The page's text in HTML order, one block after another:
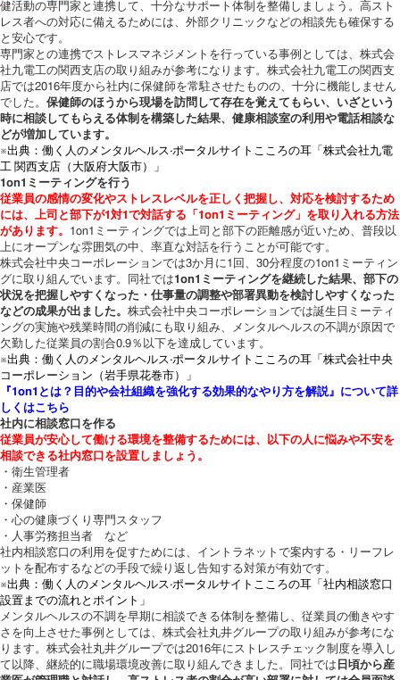
健活動の専門家と連携して、十分なサポート体制を整備しましょう。高スト
レス者への対応に備えるためには、外部クリニックなどの相談先も確保する
と安心です。
専門家との連携でストレスマネジメントを行っている事例としては、株式会
社九電工の関西支店の取り組みが参考になります。株式会社九電工の関西支
店では2016年度から社内に保健師を常駐させたものの、十分に機能しません
でした。 保健師のほうから現場を訪問して存在を覚えてもらい、いざという
時に相談してもらえる体制を構築した結果、健康相談室の利用や電話相談な
どが増加しています。
※出典：働く人のメンタルヘルス·ポータルサイトこころの耳「株式会社九電
工 関西支店（大阪府大阪市）」
1on1ミーティングを行う
従業員の感情の変化やストレスレベルを正しく把握し、対応を検討するため
には、上司と部下が1対1で対話する「1on1ミーティング」を取り入れる方法
があります。 1on1ミーティングでは上司と部下の距離感が近いため、普段以
上にオープンな雰囲気の中、率直な対話を行うことが可能です。
株式会社中央コーポレーションでは3か月に1回、30分程度の1on1ミーティン
グに取り組んでいます。同社では1on1ミーティングを継続した結果、部下の
状況を把握しやすくなった・仕事量の調整や部署異動を検討しやすくなった
などの成果が出ました。 株式会社中央コーポレーションでは誕生日ミーティ
ングの実施や残業時間の削減にも取り組み、メンタルヘルスの不調が原因で
欠勤した従業員の割合0.9％以下を達成しています。
※出典：働く人のメンタルヘルス·ポータルサイトこころの耳「株式会社中央
コーポレーション（岩手県花巻市）」
『1on1とは？目的や会社組織を強化する効果的なやり方を解説』について詳
しくはこちら
社内に相談窓口を作る
従業員が安心して働ける環境を整備するためには、以下の人に悩みや不安を
相談できる社内窓口を設置しましょう。
・衛生管理者
・産業医
・保健師
・心の健康づくり専門スタッフ
・人事労務担当者 など
社内相談窓口の利用を促すためには、イントラネットで案内する・リーフレ
ットを配布するなどの手段で繰り返し告知する対策が有効です。
※出典：働く人のメンタルヘルス·ポータルサイトこころの耳「社内相談窓口
設置までの流れとポイント」
メンタルヘルスの不調を早期に相談できる体制を整備し、従業員の働きやす
さを向上させた事例としては、株式会社丸井グループの取り組みが参考にな
ります。株式会社丸井グループでは2016年にストレスチェック制度を導入し
て以降、継続的に職場環境改善に取り組んできました。同社では 日頃から産